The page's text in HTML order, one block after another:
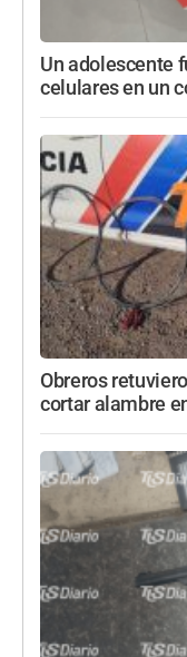
Un adolescente
celulares en un
Obreros
cortar alambre